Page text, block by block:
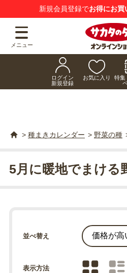
【注意喚起】悪質な偽サイ
メニュー
ログイン
新規登録
お気に入り
特集
> 種まきカレンダー > 野菜の種
5月に暖地でまける
並べ替え
表示方法